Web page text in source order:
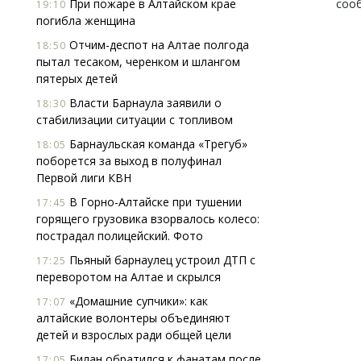
19:10 При пожаре в Алтайском крае
погибла женщина
18:50 Отчим-деспот на Алтае полгода
пытал тесаком, черенком и шлангом
пятерых детей
18:30 Власти Барнаула заявили о
стабилизации ситуации с топливом
18:05 Барнаульская команда «Трегуб»
поборется за выход в полуфинал
Первой лиги КВН
17:45 В Горно-Алтайске при тушении
горящего грузовика взорвалось колесо:
пострадал полицейский. Фото
17:25 Пьяный барнаулец устроил ДТП с
переворотом на Алтае и скрылся
17:07 «Домашние супчики»: как
алтайские волонтеры объединяют
детей и взрослых ради общей цели